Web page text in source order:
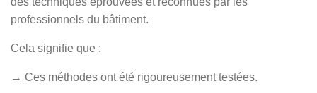
professionnels du bâtiment.
Cela signifie que :
→ Ces méthodes ont été rigoureusement testées.